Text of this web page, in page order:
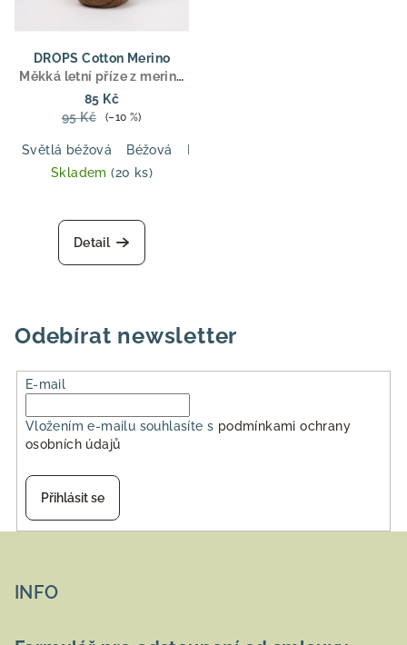
DROPS Cotton Merino
Měkká letní příze z merino
vlny a bavlny, DK tloušťka,
ideální pro svetry, topy a
85 Kč
95 Kč
(–10 %)
Světlá béžová Béžová Pudrová
Skladem(20 ks)
Detail
Odebírat newsletter
E-mail
Vložením e-mailu souhlasíte s podmínkami ochrany
osobních údajů
Přihlásit se
INFO